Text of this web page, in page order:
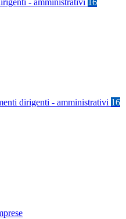
- amministrativi 16
dirigenti - amministrativi 16